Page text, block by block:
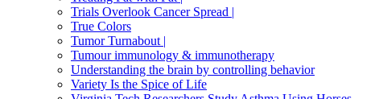
Trials Overlook Cancer Spread |
True Colors
Tumor Turnabout |
Tumour immunology & immunotherapy
Understanding the brain by controlling behavior
Variety Is the Spice of Life